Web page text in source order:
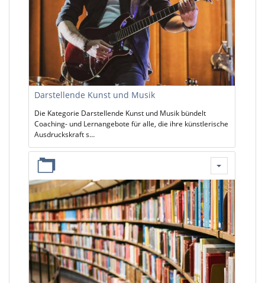
Darstellende Kunst und Musik
Die Kategorie Darstellende Kunst und Musik bündelt
Coaching- und Lernangebote für alle, die ihre künstlerische
Ausdruckskraft s…